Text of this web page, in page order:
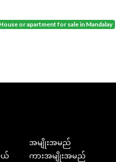
house or apartment for sale in Mandalay
အမျိုးအမည်
ယ်
ကားအမျိုးအမည်